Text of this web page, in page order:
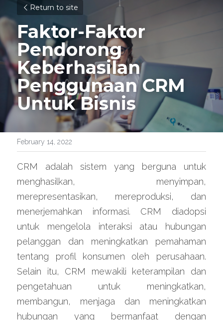
Return to site
Faktor-Faktor
Pendorong
Keberhasilan
Penggunaan CRM
Untuk Bisnis
February 14, 2022
CRM adalah sistem yang berguna untuk
menghasilkan, menyimpan,
merepresentasikan, mereproduksi, dan
menerjemahkan informasi. CRM diadopsi
untuk mengelola interaksi atau hubungan
pelanggan dan meningkatkan pemahaman
tentang profil konsumen oleh perusahaan.
Selain itu, CRM mewakili keterampilan dan
pengetahuan untuk meningkatkan,
membangun, menjaga dan meningkatkan
hubungan yang bermanfaat dengan